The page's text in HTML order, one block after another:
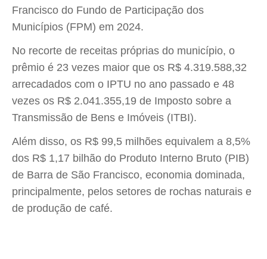
Francisco do Fundo de Participação dos
Municípios (FPM) em 2024.
No recorte de receitas próprias do município, o
prêmio é 23 vezes maior que os R$ 4.319.588,32
arrecadados com o IPTU no ano passado e 48
vezes os R$ 2.041.355,19 de Imposto sobre a
Transmissão de Bens e Imóveis (ITBI).
Além disso, os R$ 99,5 milhões equivalem a 8,5%
dos R$ 1,17 bilhão do Produto Interno Bruto (PIB)
de Barra de São Francisco, economia dominada,
principalmente, pelos setores de rochas naturais e
de produção de café.